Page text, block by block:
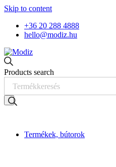
Skip to content
+36 20 288 4888
hello@modiz.hu
Products search
Termékek, bútorok